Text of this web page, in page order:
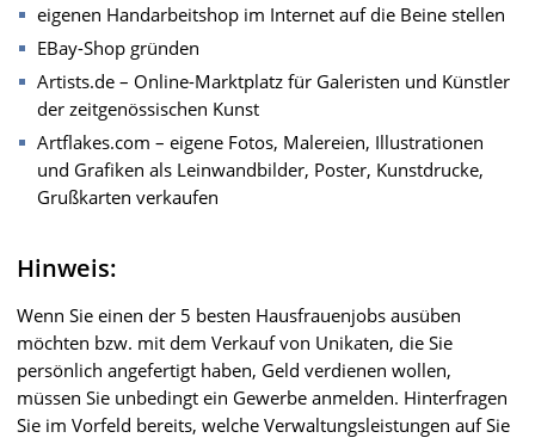
eigenen Handarbeitshop im Internet auf die Beine stellen
EBay-Shop gründen
Artists.de – Online-Marktplatz für Galeristen und Künstler
der zeitgenössischen Kunst
Artflakes.com – eigene Fotos, Malereien, Illustrationen
und Grafiken als Leinwandbilder, Poster, Kunstdrucke,
Grußkarten verkaufen
Hinweis:
Wenn Sie einen der 5 besten Hausfrauenjobs ausüben
möchten bzw. mit dem Verkauf von Unikaten, die Sie
persönlich angefertigt haben, Geld verdienen wollen,
müssen Sie unbedingt ein Gewerbe anmelden. Hinterfragen
Sie im Vorfeld bereits, welche Verwaltungsleistungen auf Sie